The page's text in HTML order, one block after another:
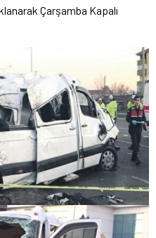
Çarşamba Kapalı